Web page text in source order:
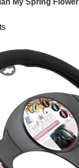
My Spring